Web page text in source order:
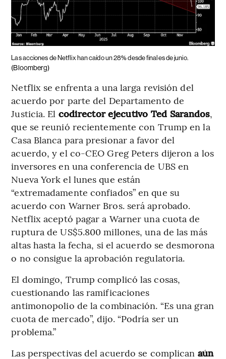
Las acciones de Netflix han caído un 28% desde finales de junio.
(Bloomberg)
Netflix se enfrenta a una larga revisión del
acuerdo por parte del Departamento de
Justicia. El codirector ejecutivo Ted Sarandos,
que se reunió recientemente con Trump en la
Casa Blanca para presionar a favor del
acuerdo, y el co-CEO Greg Peters dijeron a los
inversores en una conferencia de UBS en
Nueva York el lunes que están
“extremadamente confiados” en que su
acuerdo con Warner Bros. será aprobado.
Netflix aceptó pagar a Warner una cuota de
ruptura de US$5.800 millones, una de las más
altas hasta la fecha, si el acuerdo se desmorona
o no consigue la aprobación regulatoria.
El domingo, Trump complicó las cosas,
cuestionando las ramificaciones
antimonopolio de la combinación. “Es una gran
cuota de mercado”, dijo. “Podría ser un
problema.”
Las perspectivas del acuerdo se complican aún